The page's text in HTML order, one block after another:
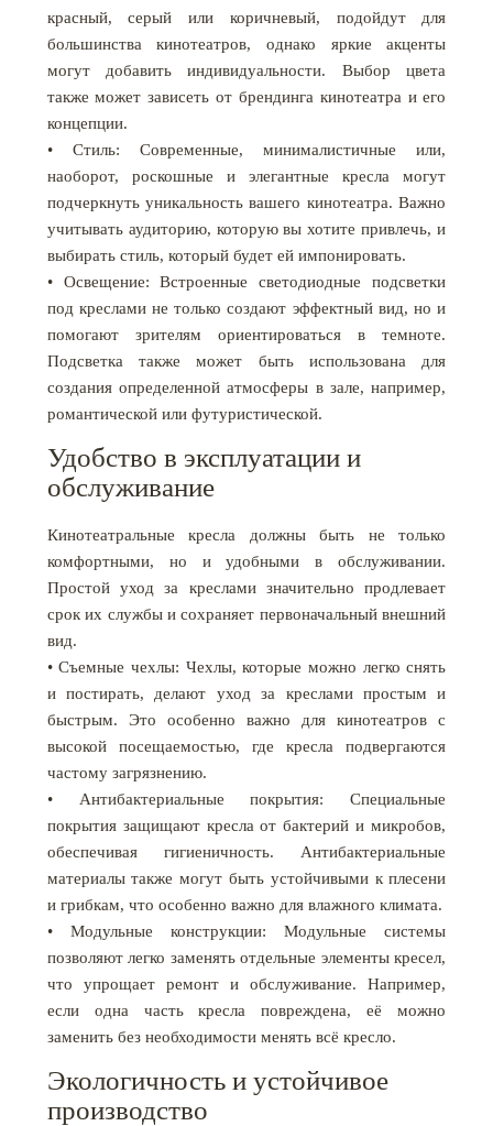
красный, серый или коричневый, подойдут для
большинства кинотеатров, однако яркие акценты
могут добавить индивидуальности. Выбор цвета
также может зависеть от брендинга кинотеатра и его
концепции.
• Стиль: Современные, минималистичные или,
наоборот, роскошные и элегантные кресла могут
подчеркнуть уникальность вашего кинотеатра. Важно
учитывать аудиторию, которую вы хотите привлечь, и
выбирать стиль, который будет ей импонировать.
• Освещение: Встроенные светодиодные подсветки
под креслами не только создают эффектный вид, но и
помогают зрителям ориентироваться в темноте.
Подсветка также может быть использована для
создания определенной атмосферы в зале, например,
романтической или футуристической.
Удобство в эксплуатации и
обслуживание
Кинотеатральные кресла должны быть не только
комфортными, но и удобными в обслуживании.
Простой уход за креслами значительно продлевает
срок их службы и сохраняет первоначальный внешний
вид.
• Съемные чехлы: Чехлы, которые можно легко снять
и постирать, делают уход за креслами простым и
быстрым. Это особенно важно для кинотеатров с
высокой посещаемостью, где кресла подвергаются
частому загрязнению.
• Антибактериальные покрытия: Специальные
покрытия защищают кресла от бактерий и микробов,
обеспечивая гигиеничность. Антибактериальные
материалы также могут быть устойчивыми к плесени
и грибкам, что особенно важно для влажного климата.
• Модульные конструкции: Модульные системы
позволяют легко заменять отдельные элементы кресел,
что упрощает ремонт и обслуживание. Например,
если одна часть кресла повреждена, её можно
заменить без необходимости менять всё кресло.
Экологичность и устойчивое
производство